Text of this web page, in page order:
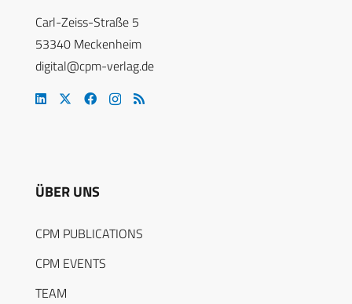
Carl-Zeiss-Straße 5
53340 Meckenheim
digital@cpm-verlag.de
ÜBER UNS
CPM PUBLICATIONS
CPM EVENTS
TEAM